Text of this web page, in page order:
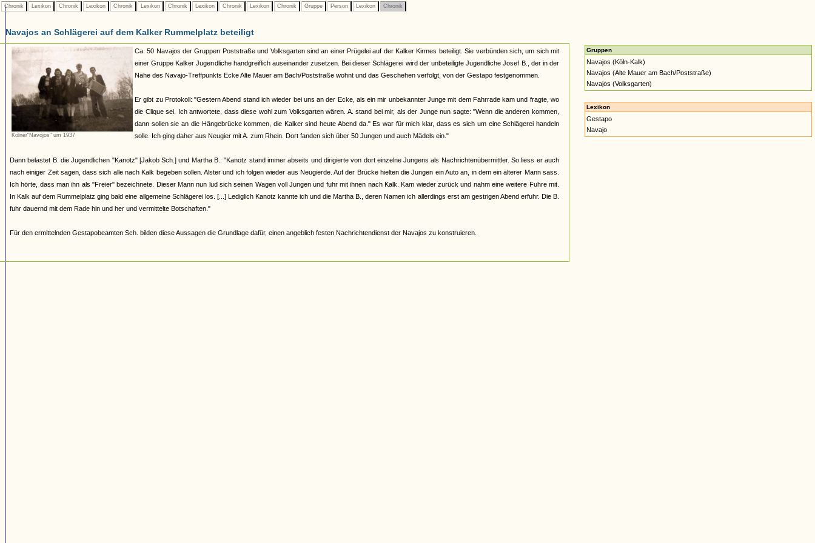
Chronik Lexikon Chronik Lexikon Chronik Lexikon Chronik Lexikon Chronik Lexikon Chronik Gruppe Person Lexikon Chronik
Navajos an Schlägerei auf dem Kalker Rummelplatz beteiligt
Kölner"Navojos" um 1937
Ca. 50 Navajos der Gruppen Poststraße und Volksgarten sind an einer Prügelei auf der Kalker Kirmes beteiligt. Sie verbünden sich, um sich mit
einer Gruppe Kalker Jugendliche handgreiflich auseinander zusetzen. Bei dieser Schlägerei wird der unbeteiligte Jugendliche Josef B., der in der
Nähe des Navajo-Treffpunkts Ecke Alte Mauer am Bach/Poststraße wohnt und das Geschehen verfolgt, von der Gestapo festgenommen.
Er gibt zu Protokoll: "Gestern Abend stand ich wieder bei uns an der Ecke, als ein mir unbekannter Junge mit dem Fahrrade kam und fragte, wo
die Clique sei. Ich antwortete, dass diese wohl zum Volksgarten wären. A. stand bei mir, als der Junge nun sagte: "Wenn die anderen kommen,
dann sollen sie an die Hängebrücke kommen, die Kalker sind heute Abend da." Es war für mich klar, dass es sich um eine Schlägerei handeln
solle. Ich ging daher aus Neugier mit A. zum Rhein. Dort fanden sich über 50 Jungen und auch Mädels ein."
Dann belastet B. die Jugendlichen "Kanotz" [Jakob Sch.] und Martha B.: "Kanotz stand immer abseits und dirigierte von dort einzelne Jungens als Nachrichtenübermittler. So liess er auch
nach einiger Zeit sagen, dass sich alle nach Kalk begeben sollen. Alster und ich folgen wieder aus Neugierde. Auf der Brücke hielten die Jungen ein Auto an, in dem ein älterer Mann sass.
Ich hörte, dass man ihn als "Freier" bezeichnete. Dieser Mann nun lud sich seinen Wagen voll Jungen und fuhr mit ihnen nach Kalk. Kam wieder zurück und nahm eine weitere Fuhre mit.
In Kalk auf dem Rummelplatz ging bald eine allgemeine Schlägerei los. [...] Lediglich Kanotz kannte ich und die Martha B., deren Namen ich allerdings erst am gestrigen Abend erfuhr. Die B.
fuhr dauernd mit dem Rade hin und her und vermittelte Botschaften."
Für den ermittelnden Gestapobeamten Sch. bilden diese Aussagen die Grundlage dafür, einen angeblich festen Nachrichtendienst der Navajos zu konstruieren.
Gruppen
Navajos (Köln-Kalk)
Navajos (Alte Mauer am Bach/Poststraße)
Navajos (Volksgarten)
Lexikon
Gestapo
Navajo